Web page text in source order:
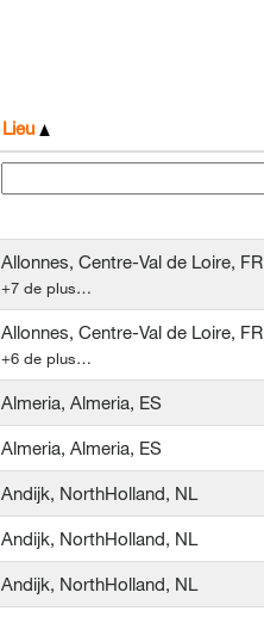
Lieu
Allonnes, Centre-Val de Loire, FR
+7 de plus…
Allonnes, Centre-Val de Loire, FR
+6 de plus…
Almeria, Almeria, ES
Almeria, Almeria, ES
Andijk, NorthHolland, NL
Andijk, NorthHolland, NL
Andijk, NorthHolland, NL